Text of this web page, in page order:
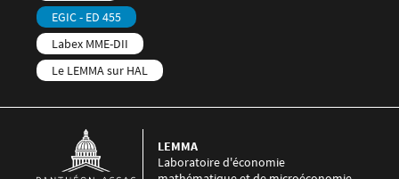
EGIC - ED 455
Labex MME-DII
Le LEMMA sur HAL
Laboratoire d'économie
LEMMA